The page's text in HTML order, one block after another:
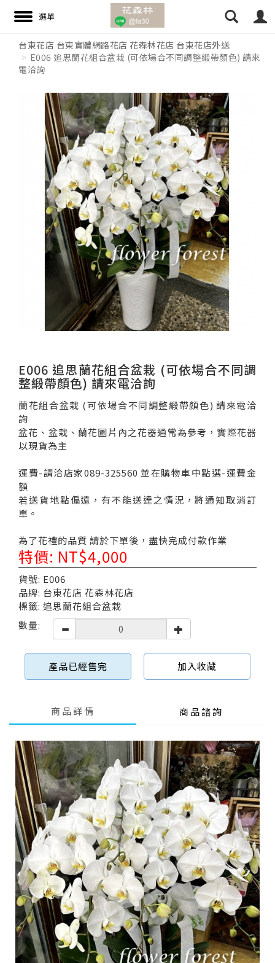
台東花店 台東實體網路花店 花森林花店 台東花店外送
E006 追思蘭花組合盆栽 (可依場合不同調整緞帶顏色) 請來
電洽詢
E006 追思蘭花組合盆栽 (可依場合不同調
整緞帶顏色) 請來電洽詢
蘭花組合盆栽 (可依場合不同調整緞帶顏色) 請來電洽
詢
盆花、盆栽、蘭花圖片內之花器通常為參考，實際花器
以現貨為主
運費-請洽店家089-325560 並在購物車中點選-運費金
額
若送貨地點偏遠，有不能送達之情況，將通知取消訂
單。
為了花禮的品質 請於下單後，盡快完成付款作業
特價: NT$4,000
貨號: E006
品牌: 台東花店 花森林花店
標籤: 追思蘭花組合盆栽
數量:
產品已經售完 加入收藏
商品詳情 商品諮詢